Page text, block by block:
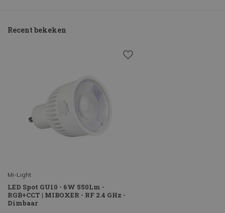
Recent bekeken
Mi-Light
LED Spot GU10 - 6W 550Lm -
RGB+CCT | MIBOXER - RF 2.4 GHz -
Dimbaar